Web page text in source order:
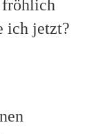
fröhlich
ich jetzt?